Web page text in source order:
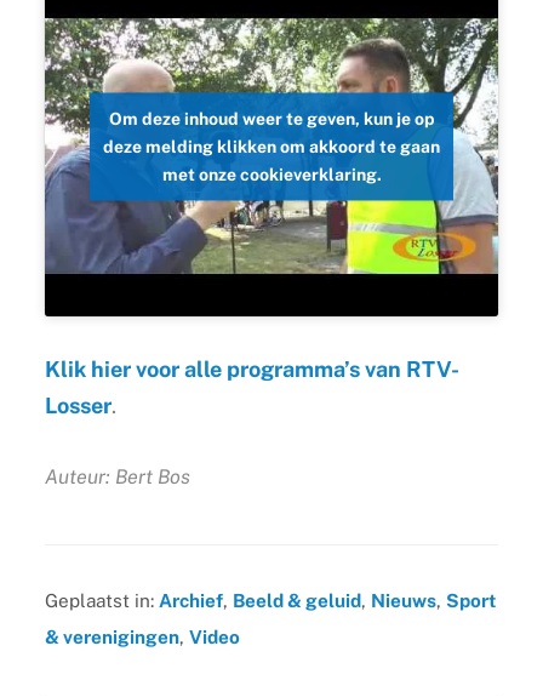
Om deze inhoud weer te geven, kun je op
deze melding klikken om akkoord te gaan
met onze cookieverklaring.
Klik hier voor alle programma’s van RTV-
Losser.
Auteur: Bert Bos
Geplaatst in: Archief, Beeld & geluid, Nieuws, Sport
& verenigingen, Video